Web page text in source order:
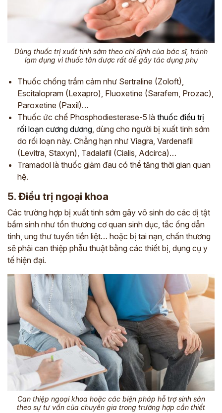
Dùng thuốc trị xuất tinh sớm theo chỉ định của bác sĩ, tránh
lạm dụng vì thuốc tân dược rất dễ gây tác dụng phụ
Thuốc chống trầm cảm như Sertraline (Zoloft),
Escitalopram (Lexapro), Fluoxetine (Sarafem, Prozac),
Paroxetine (Paxil)…
Thuốc ức chế Phosphodiesterase-5 là thuốc điều trị
rối loạn cương dương , dùng cho người bị xuất tinh sớm
do rối loạn này. Chẳng hạn như Viagra, Vardenafil
(Levitra, Staxyn), Tadalafil (Cialis, Adcirca)…
Tramadol là thuốc giảm đau có thể tăng thời gian quan
hệ.
5. Điều trị ngoại khoa
Các trường hợp bị xuất tinh sớm gây vô sinh do các dị tật
bẩm sinh như tổn thương cơ quan sinh dục, tắc ống dẫn
tinh, ung thư tuyến tiền liệt… hoặc bị tai nạn, chấn thương
sẽ phải can thiệp phẫu thuật bằng các thiết bị, dụng cụ y
tế hiện đại.
Can thiệp ngoại khoa hoặc các biện pháp hỗ trợ sinh sản
theo sự tư vấn của chuyên gia trong trường hợp cần thiết